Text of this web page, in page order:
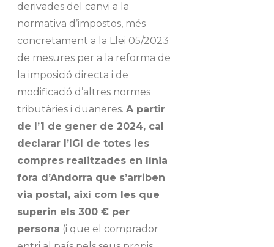
derivades del canvi a la
normativa d’impostos, més
concretament a la Llei 05/2023
de mesures per a la reforma de
la imposició directa i de
modificació d’altres normes
tributàries i duaneres. A partir
de l’1 de gener de 2024, cal
declarar l’IGI de totes les
compres realitzades en línia
fora d’Andorra que s’arriben
via postal, així com les que
superin els 300 € per
persona (i que el comprador